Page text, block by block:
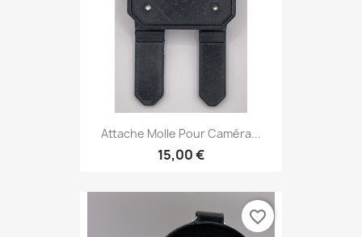
Attache Molle Pour Caméra...
15,00 €
favorite_border